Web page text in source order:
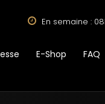
En semaine :
E-Shop FAQ